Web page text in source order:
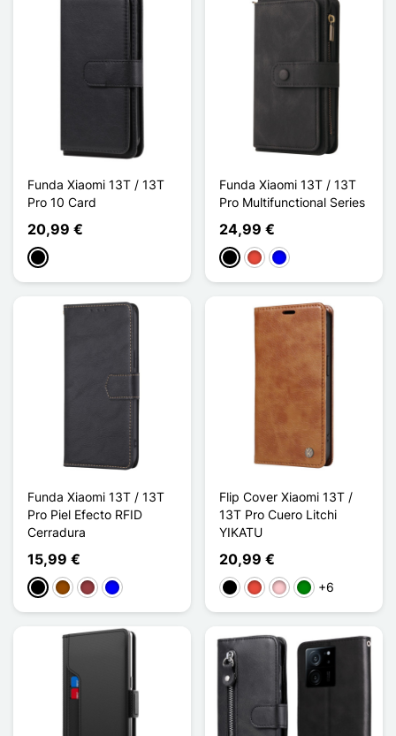
Funda Xiaomi 13T / 13T
Pro 10 Card
20,99 €
Negro
Funda Xiaomi 13T / 13T
Pro Multifunctional Series
24,99 €
NegroRojoAzul
Funda Xiaomi 13T / 13T
Pro Piel Efecto RFID
Cerradura
15,99 €
NegroMarrónRojo oscuro
Azul
Flip Cover Xiaomi 13T /
13T Pro Cuero Litchi
YIKATU
20,99 €
NegroRojoRosaVerde
+6